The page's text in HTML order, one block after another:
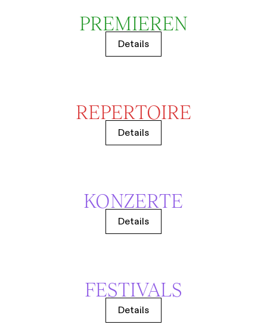
PREMIEREN
Details
REPERTOIRE
Details
KONZERTE
Details
FESTIVALS
Details